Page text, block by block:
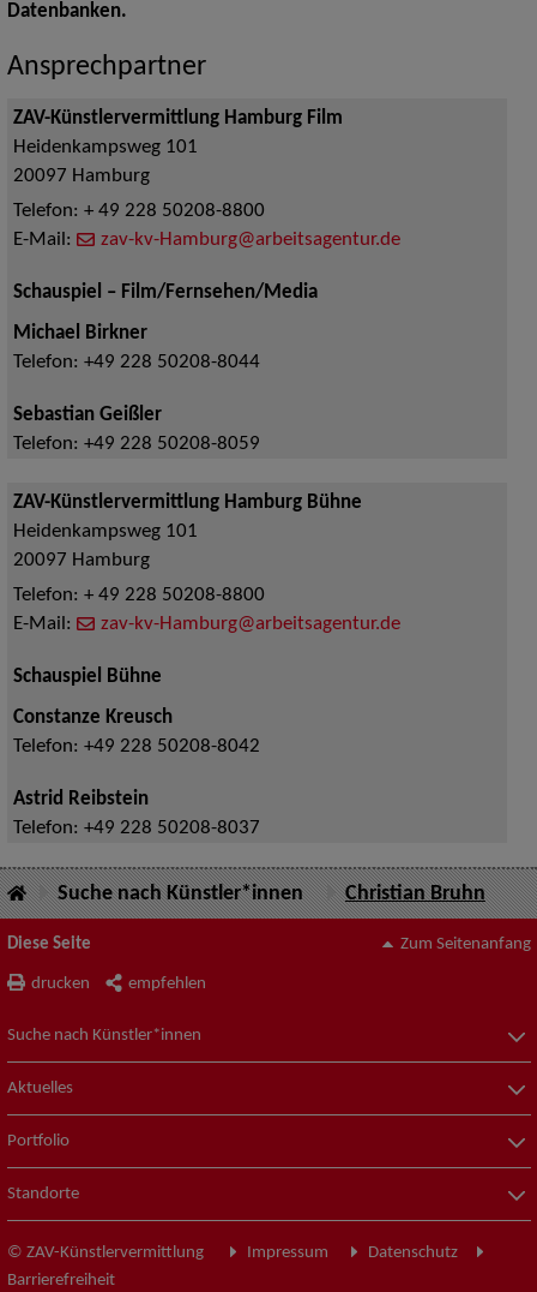
Datenbanken.
Ansprechpartner
ZAV-Künstlervermittlung Hamburg Film
Heidenkampsweg 101
20097 Hamburg
Telefon: + 49 228 50208-8800
E-Mail:
zav-kv-Hamburg@arbeitsagentur.de
Schauspiel – Film/Fernsehen/Media
Michael Birkner
Telefon: +49 228 50208-8044
Sebastian Geißler
Telefon: +49 228 50208-8059
ZAV-Künstlervermittlung Hamburg Bühne
Heidenkampsweg 101
20097 Hamburg
Telefon: + 49 228 50208-8800
E-Mail:
zav-kv-Hamburg@arbeitsagentur.de
Schauspiel Bühne
Constanze Kreusch
Telefon: +49 228 50208-8042
Astrid Reibstein
Telefon: +49 228 50208-8037
Suche nach Künstler*innen Christian Bruhn
Diese Seite
drucken empfehlen
Zum Seitenanfang
Suche nach Künstler*innen
Aktuelles
Portfolio
Standorte
© ZAV-Künstlervermittlung Impressum
Datenschutz
Barrierefreiheit